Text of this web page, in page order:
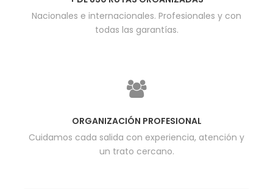
Nacionales e internacionales. Profesionales y con
todas las garantías.
ORGANIZACIÓN PROFESIONAL
Cuidamos cada salida con experiencia, atención y
un trato cercano.